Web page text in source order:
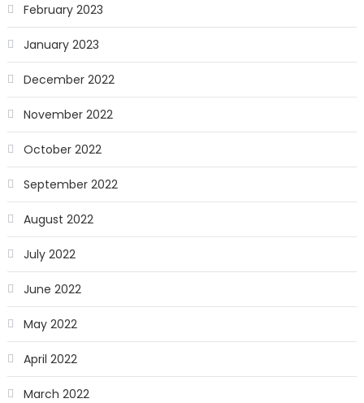
February 2023
January 2023
December 2022
November 2022
October 2022
September 2022
August 2022
July 2022
June 2022
May 2022
April 2022
March 2022